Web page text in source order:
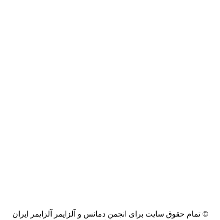
© تمام حقوق سایت برای انجمن دمانس و آلزایمر آلزایمر ایران